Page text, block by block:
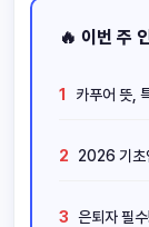
🔥 이번 주
1 카푸어 뜻,
2 2026 기초
3 은퇴자 필